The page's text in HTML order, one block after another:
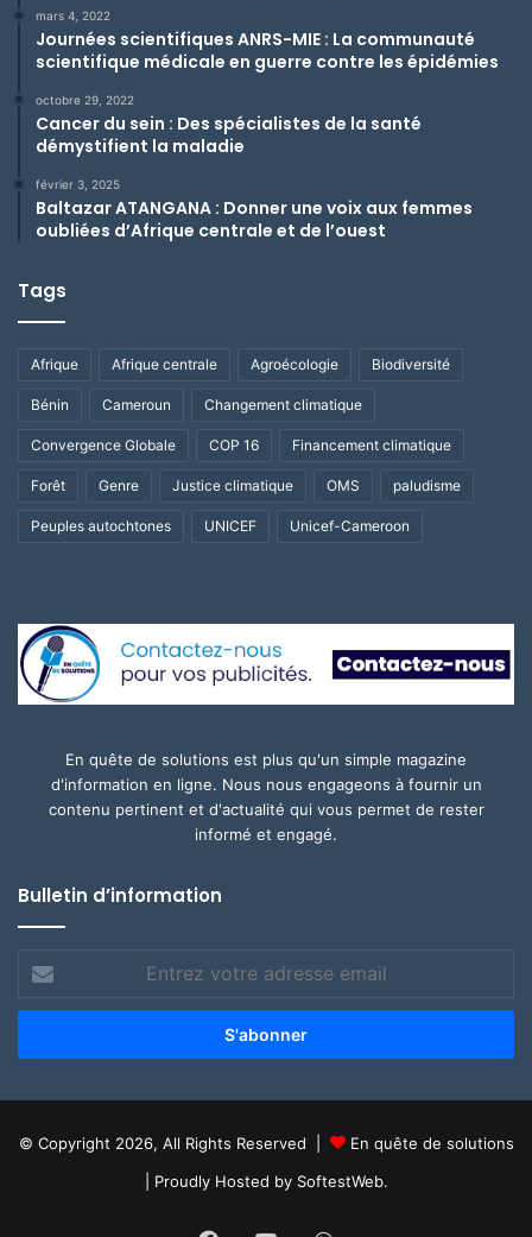
mars 4, 2022
Journées scientifiques ANRS-MIE : La communauté
scientifique médicale en guerre contre les épidémies
octobre 29, 2022
Cancer du sein : Des spécialistes de la santé
démystifient la maladie
février 3, 2025
Baltazar ATANGANA : Donner une voix aux femmes
oubliées d’Afrique centrale et de l’ouest
Tags
Afrique Afrique centrale Agroécologie Biodiversité
Bénin Cameroun Changement climatique
Convergence Globale COP 16 Financement climatique
Forêt Genre Justice climatique OMS paludisme
Peuples autochtones UNICEF Unicef-Cameroon
En quête de solutions est plus qu'un simple magazine
d'information en ligne. Nous nous engageons à fournir un
contenu pertinent et d'actualité qui vous permet de rester
informé et engagé.
Bulletin d’information
votre
adresse
© Copyright 2026, All Rights Reserved |
En quête de solutions
| Proudly Hosted by SoftestWeb.